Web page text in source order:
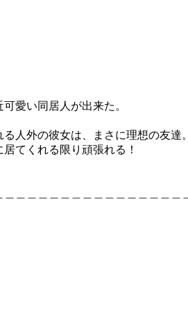
愛い同居人が出来た。
人外の彼女は、まさに理想の友達。
てくれる限り頑張れる！